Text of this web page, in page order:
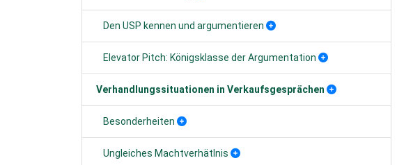
Den USP kennen und argumentieren
Elevator Pitch: Königsklasse der Argumentation
Verhandlungssituationen in Verkaufsgesprächen
Besonderheiten
Ungleiches Machtverhätlnis